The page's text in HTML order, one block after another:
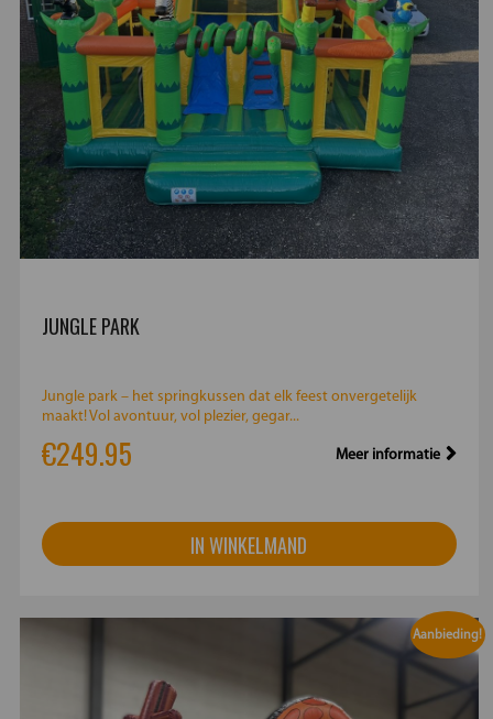
JUNGLE PARK
Jungle park – het springkussen dat elk feest onvergetelijk
maakt! Vol avontuur, vol plezier, gegar...
€249.95 Meer informatie
IN WINKELMAND
Aanbieding!